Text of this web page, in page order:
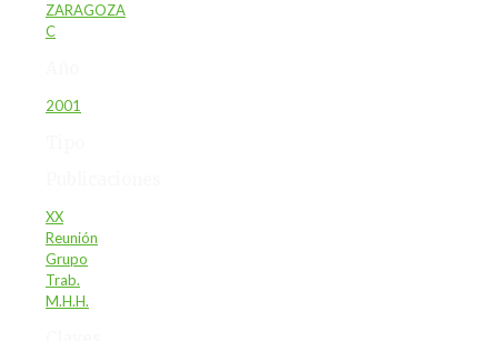
ZARAGOZA
C
2001
XX
Reunión
Grupo
Trab.
M.H.H.